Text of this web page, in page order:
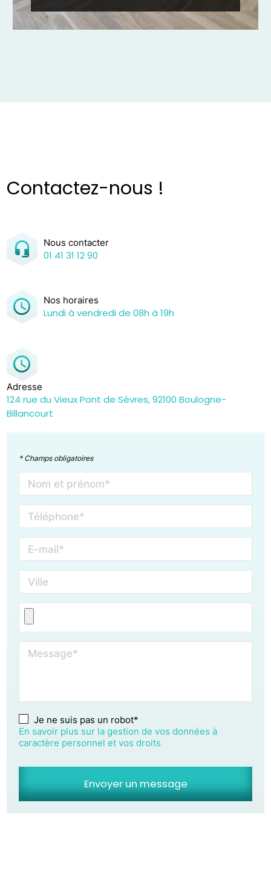
Contactez-nous !
Nous contacter
01 41 31 12 90
Nos horaires
Lundi à vendredi de 08h à 19h
Adresse
124 rue du Vieux Pont de Sèvres, 92100 Boulogne-
Billancourt
* Champs obligatoires
Nom et prénom*
Téléphone*
E-mail*
Ville
Message*
Je ne suis pas un robot*
En savoir plus sur la gestion de vos données à
caractère personnel et vos droits
Envoyer un message